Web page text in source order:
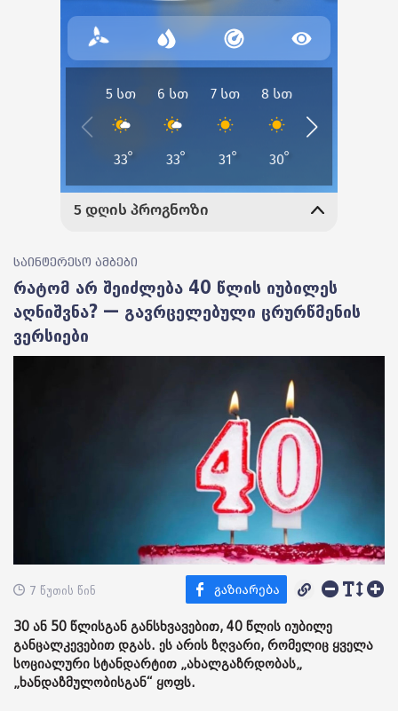
საინტერესო ამბები
რატომ არ შეიძლება 40 წლის იუბილეს
აღნიშვნა? — გავრცელებული ცრურწმენის
ვერსიები
7 წუთის წინ
30 ან 50 წლისგან განსხვავებით, 40 წლის იუბილე
განცალკევებით დგას. ეს არის ზღვარი, რომელიც ყველა
სოციალური სტანდარტით „ახალგაზრდობას„
„ხანდაზმულობისგან“ ყოფს.